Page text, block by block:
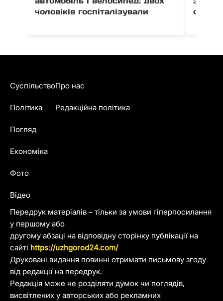
чоловіків госпіталізували
Передрук матеріалів – тільки за умови гіперпосилання
у першому або
другому абзаці на відповідну сторінку публікації на
сайті https://uzhgorod24.com/
Друковані видання повинні отримати письмову згоду
від редакції на передрук.
Редакція може не розділяти думок чи поглядів,
висвітлених у авторських або рекламних
Суспільство
Політика
Погляд
Економіка
Фото
Відео
Про нас
Редакційна політика